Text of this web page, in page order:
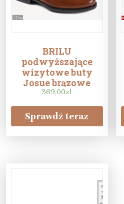
BRILU
podwyższające
wizytowe buty
Josue brązowe
369,00zł
Sprawdź teraz